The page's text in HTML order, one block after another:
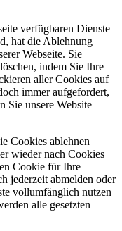
verfügbaren Dienste
hat die Ablehnung
Webseite. Sie
indem Sie Ihre
aller Cookies auf
immer aufgefordert,
Sie unsere Website
Cookies ablehnen
wieder nach Cookies
Cookie für Ihre
jederzeit abmelden oder
vollumfänglich nutzen
alle gesetzten